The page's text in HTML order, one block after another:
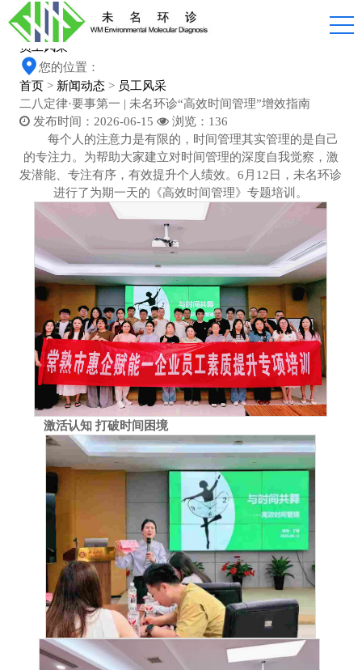
News
新闻动态
员工风采
您的位置：
首页> 新闻动态> 员工风采
二八定律·要事第一 | 未名环诊“高效时间管理”增效指南
发布时间：2026-06-15
浏览： 136
每个人的注意力是有限的，时间管理其实管理的是自己
的专注力。为帮助大家建立对时间管理的深度自我觉察，激
发潜能、专注有序，有效提升个人绩效。6月12日，未名环诊
进行了为期一天的《高效时间管理》专题培训。
激活认知 打破时间困境